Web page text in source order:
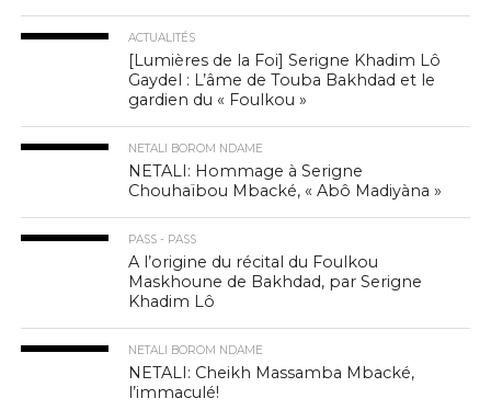
ACTUALITÉS
[Lumières de la Foi] Serigne Khadim Lô
Gaydel : L’âme de Touba Bakhdad et le
gardien du « Foulkou »
NETALI BOROM NDAME
NETALI: Hommage à Serigne
Chouhaïbou Mbacké, « Abô Madiyàna »
PASS - PASS
A l’origine du récital du Foulkou
Maskhoune de Bakhdad, par Serigne
Khadim Lô
NETALI BOROM NDAME
NETALI: Cheikh Massamba Mbacké,
l’immaculé!